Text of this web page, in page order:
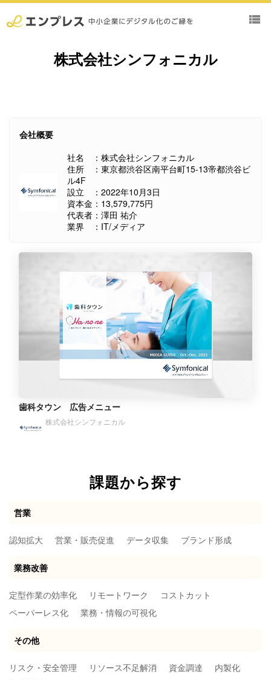
view_list
株式会社シンフォニカル
会社概要
社名 ：株式会社シンフォニカル
住所 ：東京都渋谷区南平台町15-13帝都渋谷ビ
ル4F
設立 ：2022年10月3日
資本金：13,579,775円
代表者：澤田 祐介
業界 ：IT/メディア
歯科タウン 広告メニュー
株式会社シンフォニカル
課題から探す
営業
認知拡大 営業・販売促進 データ収集 ブランド形成
業務改善
定型作業の効率化 リモートワーク
コストカット
ペーパーレス化
業務・情報の可視化
その他
リスク・安全管理 リソース不足解消 資金調達
内製化